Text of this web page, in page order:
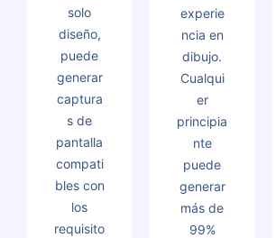
solo
diseño,
puede
generar
captura
s de
pantalla
compati
bles con
los
requisito
experie
ncia en
dibujo.
Cualqui
er
principia
nte
puede
generar
más de
99%